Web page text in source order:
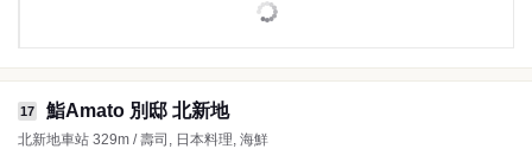
17 鮨Amato 別邸 北新地
北新地車站 329m / 壽司, 日本料理, 海鮮